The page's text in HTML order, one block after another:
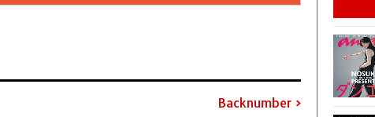
Backnumber